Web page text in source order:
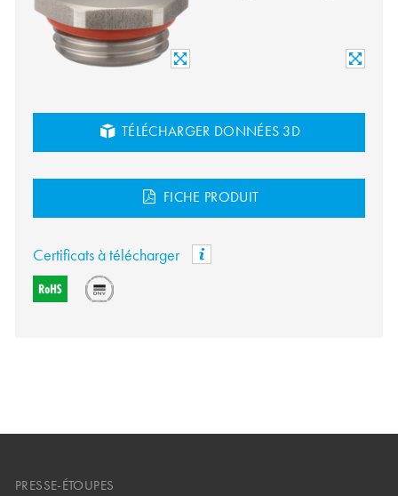
TÉLÉCHARGER DONNÉES 3D
FICHE PRODUIT
Certificats à télécharger
PRESSE-ÉTOUPES